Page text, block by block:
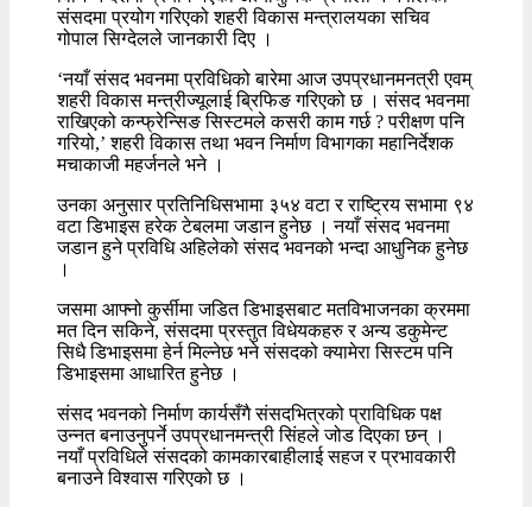
संसदमा प्रयोग गरिएको शहरी विकास मन्त्रालयका सचिव
गोपाल सिग्देलले जानकारी दिए ।
‘नयाँ संसद भवनमा प्रविधिको बारेमा आज उपप्रधानमनत्री एवम्
शहरी विकास मन्त्रीज्यूलाई ब्रिफिङ गरिएको छ । संसद भवनमा
राखिएको कन्फ्रेन्सिङ सिस्टमले कसरी काम गर्छ ? परीक्षण पनि
गरियो,’ शहरी विकास तथा भवन निर्माण विभागका महानिर्देशक
मचाकाजी महर्जनले भने ।
उनका अनुसार प्रतिनिधिसभामा ३५४ वटा र राष्ट्रिय सभामा ९४
वटा डिभाइस हरेक टेबलमा जडान हुनेछ । नयाँ संसद भवनमा
जडान हुने प्रविधि अहिलेको संसद भवनको भन्दा आधुनिक हुनेछ
।
जसमा आफ्नो कुर्सीमा जडित डिभाइसबाट मतविभाजनका क्रममा
मत दिन सकिने, संसदमा प्रस्तुत विधेयकहरु र अन्य डकुमेन्ट
सिधै डिभाइसमा हेर्न मिल्नेछ भने संसदको क्यामेरा सिस्टम पनि
डिभाइसमा आधारित हुनेछ ।
संसद भवनको निर्माण कार्यसँगै संसदभित्रको प्राविधिक पक्ष
उन्नत बनाउनुपर्ने उपप्रधानमन्त्री सिंहले जोड दिएका छन् ।
नयाँ प्रविधिले संसदको कामकारबाहीलाई सहज र प्रभावकारी
बनाउने विश्वास गरिएको छ ।